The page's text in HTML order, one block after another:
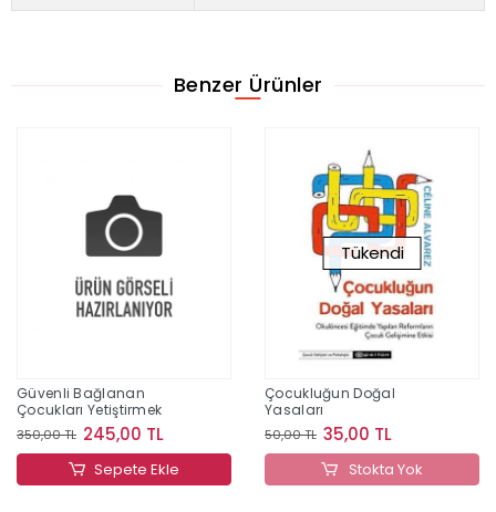
Benzer Ürünler
Güvenli Bağlanan
Çocukları Yetiştirmek
350,00 TL 245,00 TL
Sepete Ekle
Tükendi
Çocukluğun Doğal
Yasaları
50,00 TL 35,00 TL
Stokta Yok